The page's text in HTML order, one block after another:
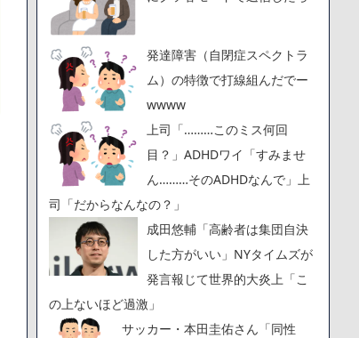
発達障害（自閉症スペクトラ
ム）の特徴で打線組んだでー
wwww
上司「………このミス何回
目？」ADHDワイ「すみませ
ん………そのADHDなんで」上
司「だからなんなの？」
成田悠輔「高齢者は集団自決
した方がいい」NYタイムズが
発言報じて世界的大炎上「こ
の上ないほど過激」
サッカー・本田圭佑さん「同性